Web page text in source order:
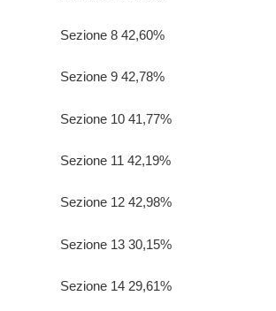
Sezione 8 42,60%
Sezione 9 42,78%
Sezione 10 41,77%
Sezione 11 42,19%
Sezione 12 42,98%
Sezione 13 30,15%
Sezione 14 29,61%